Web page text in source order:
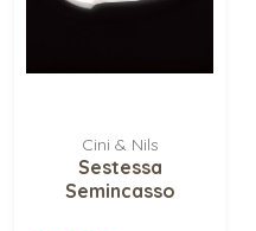
Cini & Nils
Sestessa
Semincasso